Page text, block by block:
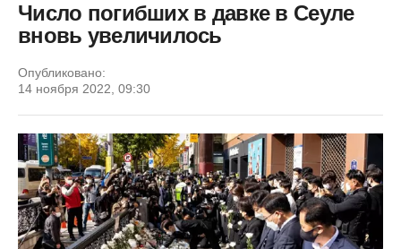
Число погибших в давке в Сеуле
вновь увеличилось
Опубликовано:
14 ноября 2022, 09:30